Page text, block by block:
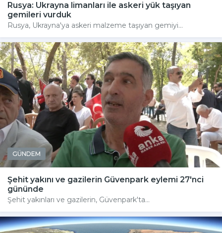
Rusya: Ukrayna limanları ile askeri yük taşıyan
gemileri vurduk
Rusya, Ukrayna'ya askeri malzeme taşıyan gemiyi...
GÜNDEM
Şehit yakını ve gazilerin Güvenpark eylemi 27'nci
gününde
Şehit yakınları ve gazilerin, Güvenpark'ta...